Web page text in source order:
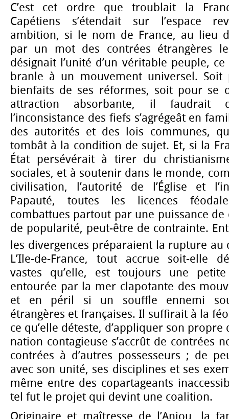
C’est cet ordre que troublait la
Capétiens s’étendait sur l’espace
ambition, si le nom de France, au lieu
par un mot des contrées étrangères
désignait l’unité d’un véritable peuple,
branle à un mouvement universel.
bienfaits de ses réformes, soit pour se
attraction absorbante, il faudrait
l’inconsistance des fiefs s’agrégeât en
des autorités et des lois communes,
tombât à la condition de sujet. Et, si la
État persévérait à tirer du
sociales, et à soutenir dans le monde,
civilisation, l’autorité de l’Église et
Papauté, toutes les licences
combattues partout par une puissance de
de popularité, peut-être de contrainte.
les divergences préparaient la rupture au
L’Ile-de-France, tout accrue soit-elle
vastes qu’elle, est toujours une
entourée par la mer clapotante des
et en péril si un souffle ennemi
étrangères et françaises. Il suffirait à la
ce qu’elle déteste, d’appliquer son
nation contagieuse s’accrût de contrées
contrées à d’autres possesseurs ; de
avec son unité, ses disciplines et ses
même entre des copartageants
tel fut le projet qui devint une coalition.